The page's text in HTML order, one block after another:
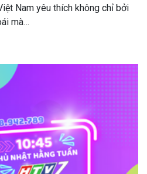
Nam yêu thích không chỉ bởi
mà…